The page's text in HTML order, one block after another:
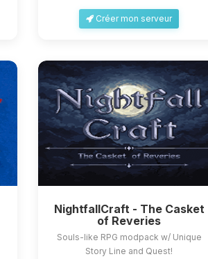
Créer mon serveur
NightfallCraft - The Casket
of Reveries
Souls-like RPG modpack w/ Unique
Story Line and Quest!